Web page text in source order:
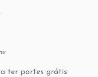
ter portes grátis.